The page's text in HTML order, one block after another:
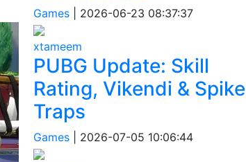
Games| 2026-06-23 08:37:37
xtameem
PUBG Update: Skill
Rating, Vikendi & Spike
Traps
Games| 2026-07-05 10:06:44